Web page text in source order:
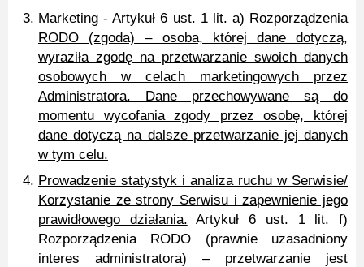
Marketing - Artykuł 6 ust. 1 lit. a) Rozporządzenia
RODO (zgoda) – osoba, której dane dotyczą,
wyraziła zgodę na przetwarzanie swoich danych
osobowych w celach marketingowych przez
Administratora. Dane przechowywane są do
momentu wycofania zgody przez osobę, której
dane dotyczą na dalsze przetwarzanie jej danych
w tym celu.
Prowadzenie statystyk i analiza ruchu w Serwisie/
Korzystanie ze strony Serwisu i zapewnienie jego
prawidłowego działania. Artykuł 6 ust. 1 lit. f)
Rozporządzenia RODO (prawnie uzasadniony
interes administratora) – przetwarzanie jest